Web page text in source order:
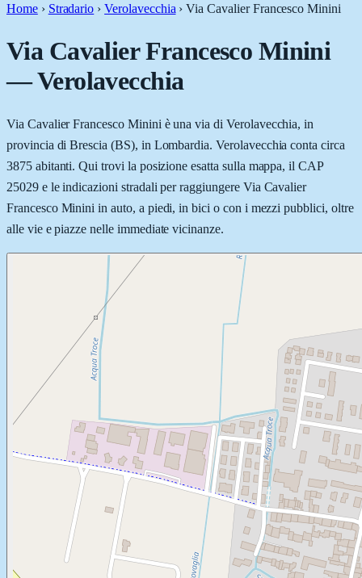
Home › Stradario › Verolavecchia ›Via Cavalier Francesco Minini
Via Cavalier Francesco Minini
—Verolavecchia
Via Cavalier Francesco Minini è una via di Verolavecchia, in
provincia di Brescia (BS), in Lombardia. Verolavecchia conta circa
3875 abitanti. Qui trovi la posizione esatta sulla mappa, il CAP
25029 e le indicazioni stradali per raggiungere Via Cavalier
Francesco Minini in auto, a piedi, in bici o con i mezzi pubblici, oltre
alle vie e piazze nelle immediate vicinanze.